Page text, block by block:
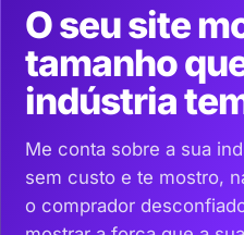
O seu site
tamanho
indústria
Me conta sobre a sua
sem custo e te mostro,
o comprador